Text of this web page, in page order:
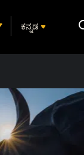
ಕನ್ನಡ